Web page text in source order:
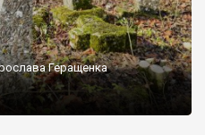
Геращенка